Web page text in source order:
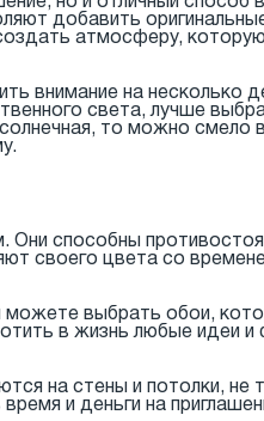
добавить
атмосферу,
внимание на несколько
света, лучше
то можно
способны
своего цвета со
выбрать обои,
в жизнь любые идеи
на стены и потолки,
и деньги на